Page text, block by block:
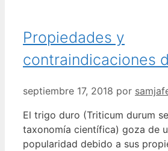
Propiedades y
contraindicaciones
septiembre 17, 2018 por
El trigo duro (Triticum durum
taxonomía científica) goza de
popularidad debido a sus